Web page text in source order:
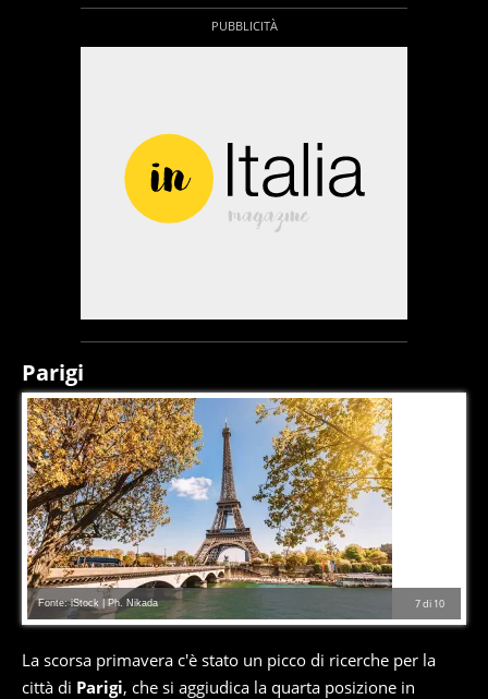
Parigi
7di 10
Fonte: iStock | Ph. Nikada
La scorsa primavera c'è stato un picco di ricerche per la
città di Parigi, che si aggiudica la quarta posizione in